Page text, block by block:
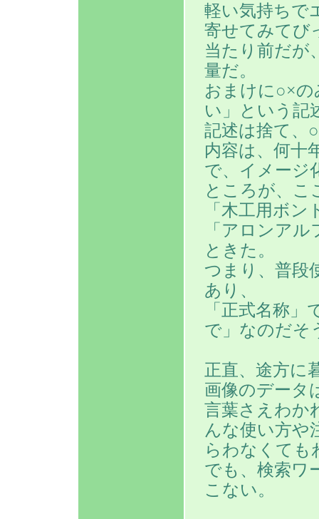
軽い気持ちで
寄せてみてび
当たり前だが
量だ。
おまけに○×
い」という記
記述は捨て、
内容は、何十
で、イメージ
ところが、こ
「木工用ボ
「アロンア
ときた。
つまり、普段
あり、
「正式名称
で」なのだそ
正直、途方に
画像のデータ
言葉さえわか
んな使い方や
らわなくても
でも、検索ワ
こない。